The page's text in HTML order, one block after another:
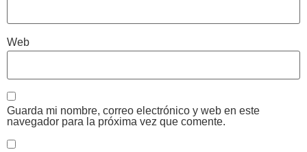
Web
Guarda mi nombre, correo electrónico y web en este
navegador para la próxima vez que comente.